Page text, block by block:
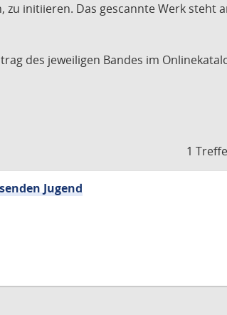
initiieren. Das gescannte Werk
des jeweiligen Bandes im
1
Jugend